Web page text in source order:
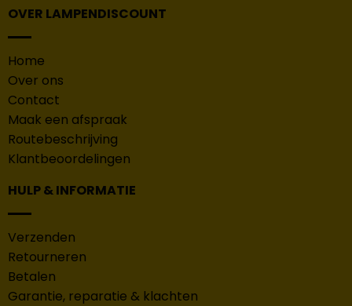
OVER LAMPENDISCOUNT
Home
Over ons
Contact
Maak een afspraak
Routebeschrijving
Klantbeoordelingen
HULP & INFORMATIE
Verzenden
Retourneren
Betalen
Garantie, reparatie & klachten